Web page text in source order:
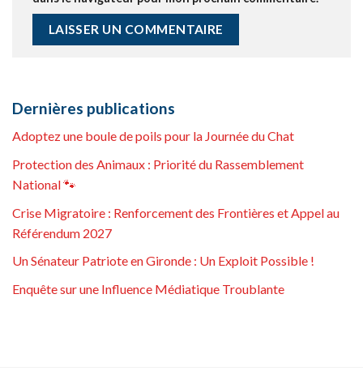
Dernières publications
Adoptez une boule de poils pour la Journée du Chat
Protection des Animaux : Priorité du Rassemblement
National 🐾
Crise Migratoire : Renforcement des Frontières et Appel au
Référendum 2027
Un Sénateur Patriote en Gironde : Un Exploit Possible !
Enquête sur une Influence Médiatique Troublante